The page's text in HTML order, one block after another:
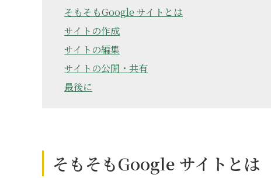
そもそもGoogle サイトとは
サイトの作成
サイトの編集
サイトの公開・共有
最後に
そもそもGoogle サイトとは